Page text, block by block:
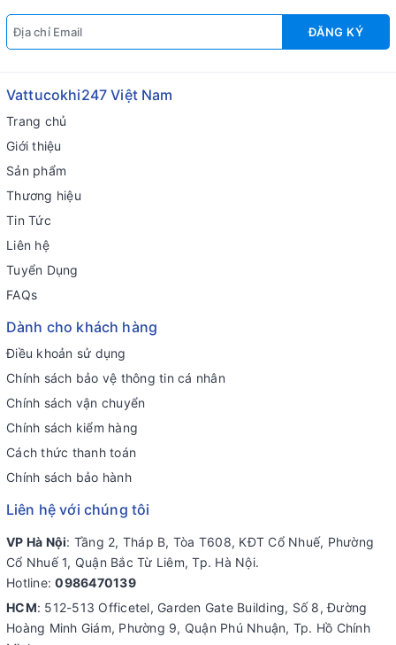
ĐĂNG KÝ
Vattucokhi247 Việt Nam
Trang chủ
Giới thiệu
Sản phẩm
Thương hiệu
Tin Tức
Liên hệ
Tuyển Dụng
FAQs
Dành cho khách hàng
Điều khoản sử dụng
Chính sách bảo vệ thông tin cá nhân
Chính sách vận chuyển
Chính sách kiểm hàng
Cách thức thanh toán
Chính sách bảo hành
Liên hệ với chúng tôi
VP Hà Nội: Tầng 2, Tháp B, Tòa T608, KĐT Cổ Nhuế, Phường
Cổ Nhuế 1, Quận Bắc Từ Liêm, Tp. Hà Nội.
Hotline:0986470139
HCM: 512-513 Officetel, Garden Gate Building, Số 8, Đường
Hoàng Minh Giám, Phường 9, Quận Phú Nhuận, Tp. Hồ Chính